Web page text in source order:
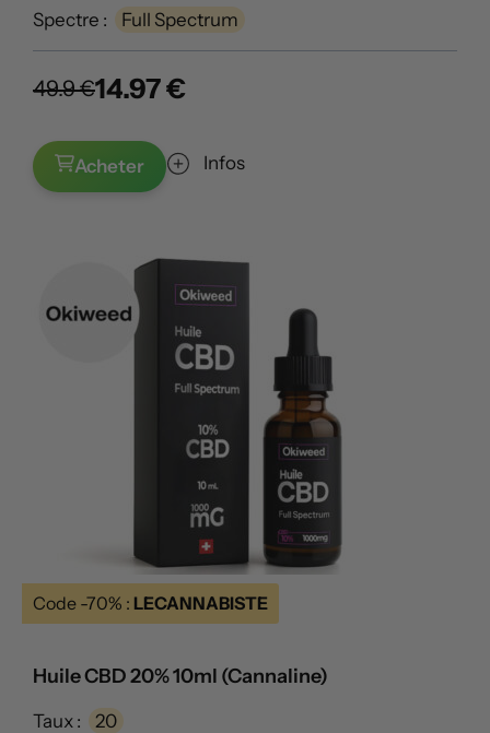
Spectre : Full Spectrum
49.9 €14.97 €
Acheter Infos
Code -70% : LECANNABISTE
Huile CBD 20% 10ml (Cannaline)
Taux : 20